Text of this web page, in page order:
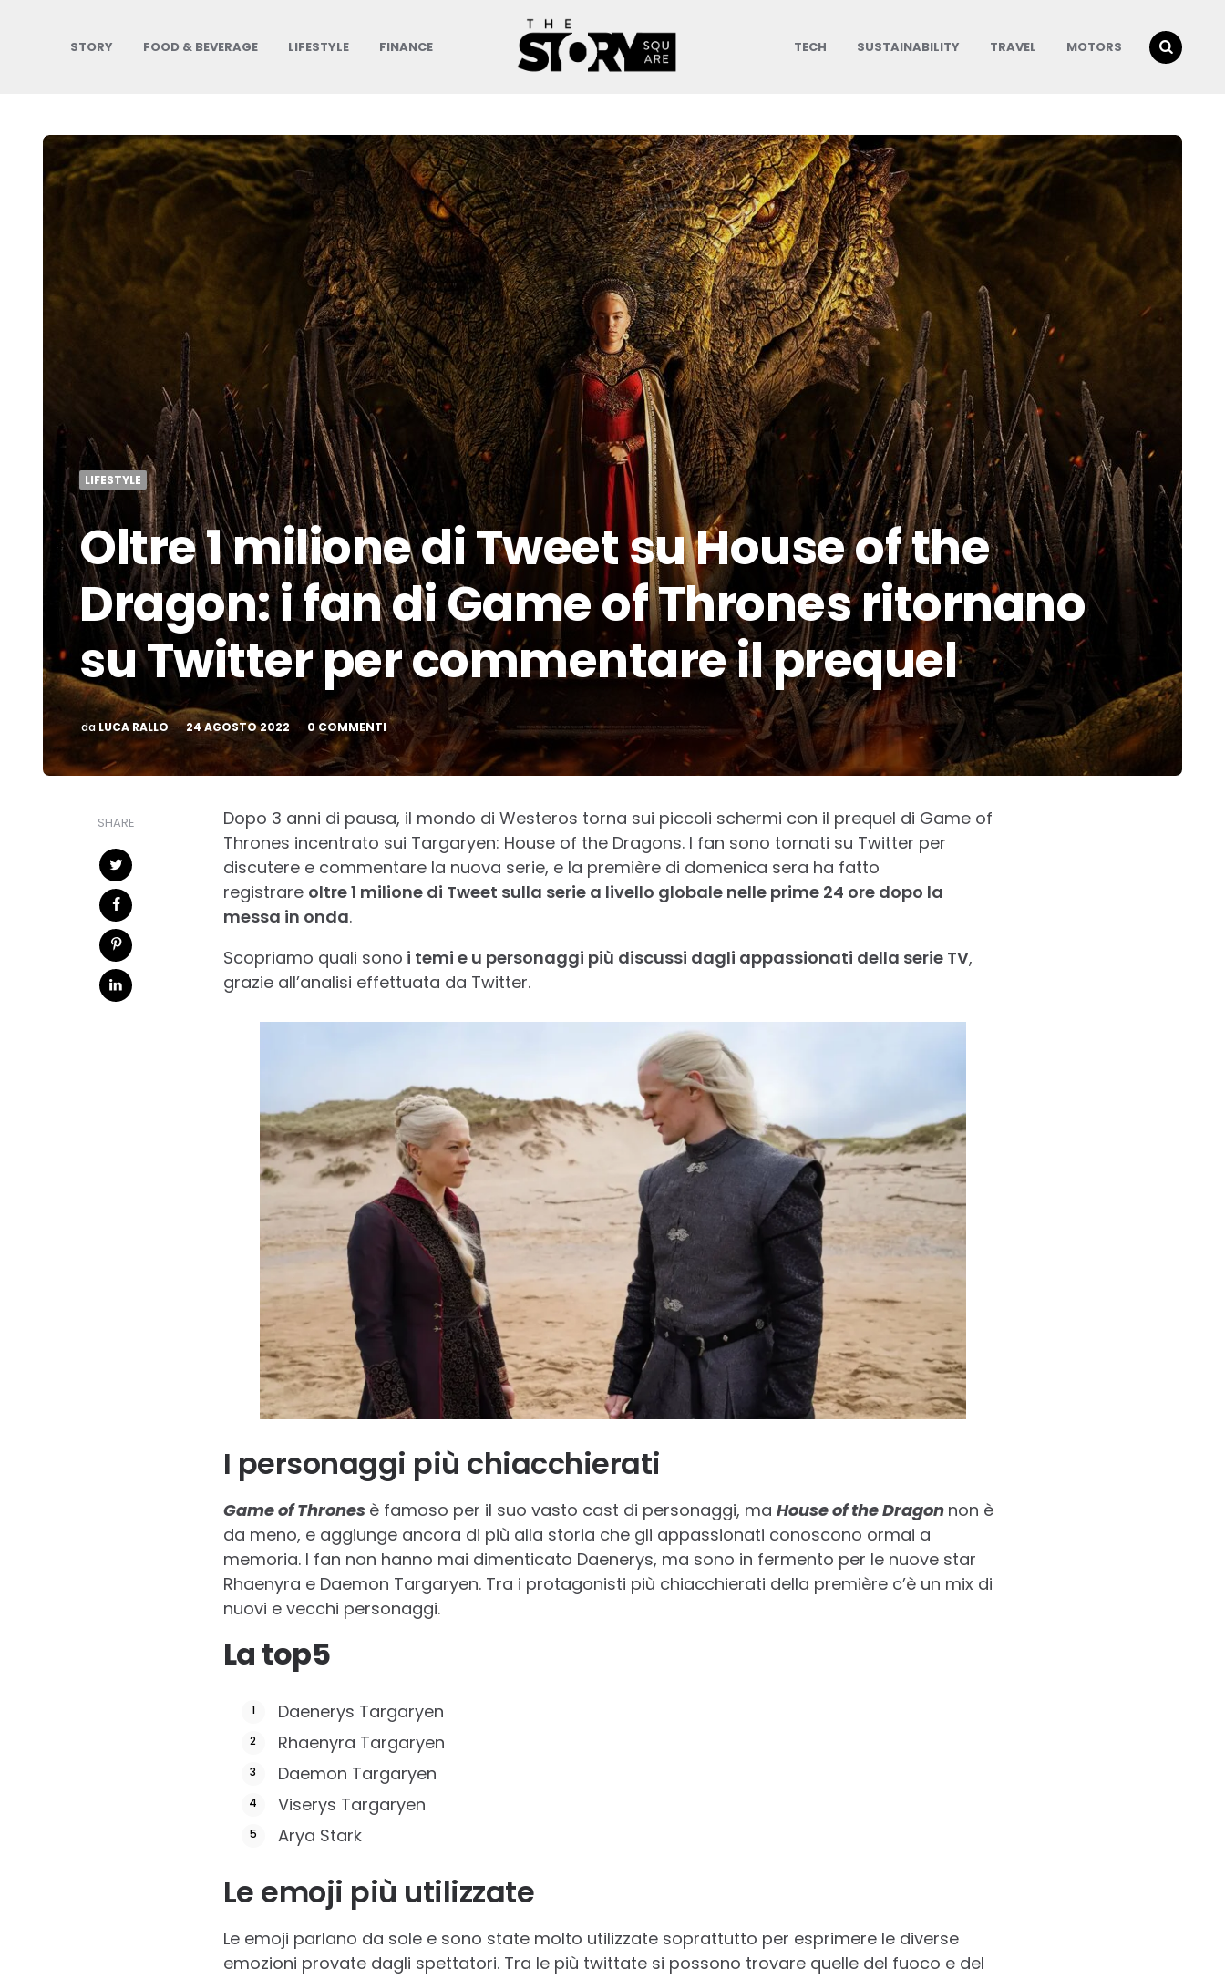
STORY FOOD & BEVERAGE LIFESTYLE FINANCE TECH SUSTAINABILITY TRAVEL MOTORS
LIFESTYLE
Oltre 1 milione di Tweet su House of the
Dragon: i fan di Game of Thrones ritornano
su Twitter per commentare il prequel
PUBBLICATO
da LUCA RALLO 24 AGOSTO 2022 0 COMMENTI
SHARE
Dopo 3 anni di pausa, il mondo di Westeros torna sui piccoli schermi con il prequel di Game of
Thrones incentrato sui Targaryen: House of the Dragons. I fan sono tornati su Twitter per
discutere e commentare la nuova serie, e la première di domenica sera ha fatto
registrare oltre 1 milione di Tweet sulla serie a livello globale nelle prime 24 ore dopo la
messa in onda.
Scopriamo quali sono i temi e u personaggi più discussi dagli appassionati della serie TV,
grazie all’analisi effettuata da Twitter.
I personaggi più chiacchierati
Game of Thrones è famoso per il suo vasto cast di personaggi, ma House of the Dragon non è
da meno, e aggiunge ancora di più alla storia che gli appassionati conoscono ormai a
memoria. I fan non hanno mai dimenticato Daenerys, ma sono in fermento per le nuove star
Rhaenyra e Daemon Targaryen. Tra i protagonisti più chiacchierati della première c’è un mix di
nuovi e vecchi personaggi.
La top5
Daenerys Targaryen
Rhaenyra Targaryen
Daemon Targaryen
Viserys Targaryen
Arya Stark
Le emoji più utilizzate
Le emoji parlano da sole e sono state molto utilizzate soprattutto per esprimere le diverse
emozioni provate dagli spettatori. Tra le più twittate si possono trovare quelle del fuoco e del